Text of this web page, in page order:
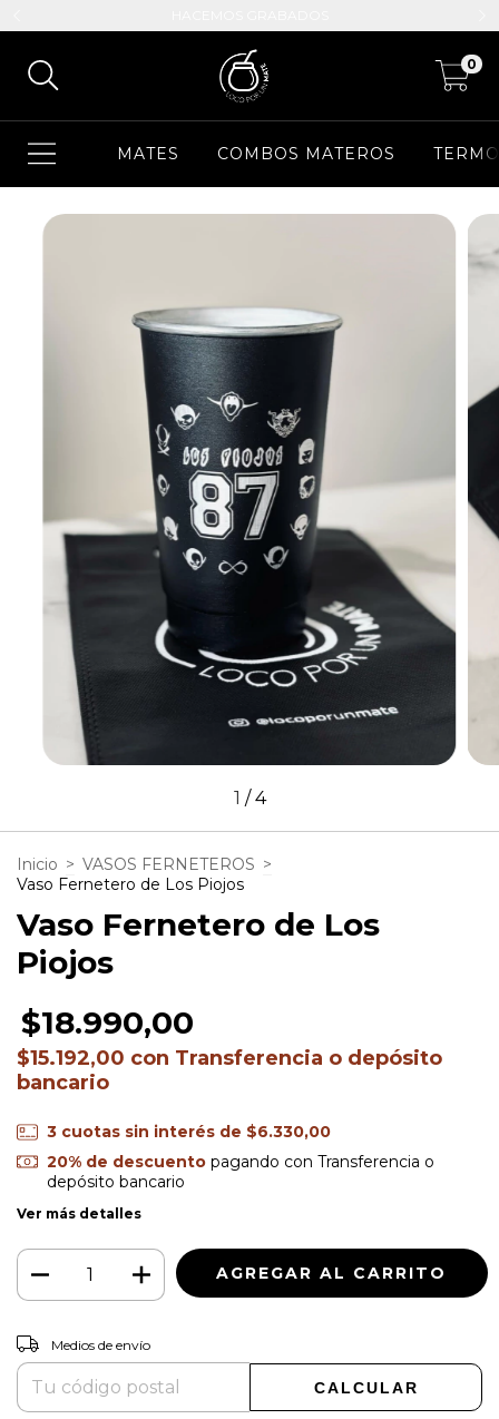
0
MATES COMBOS MATEROS
1 /4
Inicio > VASOS FERNETEROS >
Vaso Fernetero de Los Piojos
Vaso Fernetero de Los
Piojos
$18.990,00
$15.192,00 con Transferencia o depósito
bancario
3 cuotas sin interés de $6.330,00
20% de descuentopagando con Transferencia o
depósito bancario
Ver más detalles
Entregas para el CP:
Medios de envío
CALCULAR